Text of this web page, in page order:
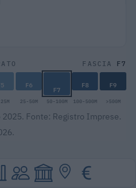
FASCIA F7
F6 F7 F8 F9
25-50M 50-100M 100-500M >500M
Fonte: Registro Imprese.